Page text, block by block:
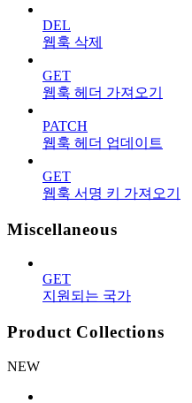
DEL
웹훅 삭제
GET
웹훅 헤더 가져오기
PATCH
웹훅 헤더 업데이트
GET
웹훅 서명 키 가져오기
Miscellaneous
GET
지원되는 국가
Product Collections
NEW